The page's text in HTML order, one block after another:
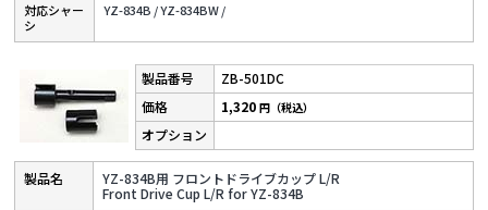
対応シャー
シ
YZ-834B /YZ-834BW /
ZB-501DC
YZ-834B用 フロントドライブカップ L/R
Front Drive Cup L/R for YZ-834B
1,320円（税込）